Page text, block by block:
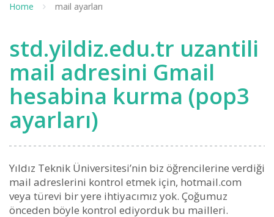
Home mail ayarları
std.yildiz.edu.tr uzantili
mail adresini Gmail
hesabina kurma (pop3
ayarları)
Yıldız Teknik Üniversitesi’nin biz öğrencilerine verdiği
mail adreslerini kontrol etmek için, hotmail.com
veya türevi bir yere ihtiyacımız yok. Çoğumuz
önceden böyle kontrol ediyorduk bu mailleri.